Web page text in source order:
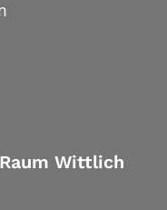
Wittlich